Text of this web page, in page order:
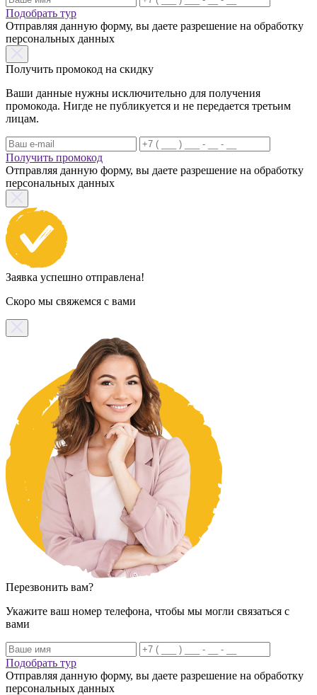
Подобрать тур
Отправляя данную форму, вы даете разрешение на обработку
персональных данных
Получить промокод на скидку
Ваши данные нужны исключительно для получения
промокода. Нигде не публикуется и не передается третьим
лицам.
Получить промокод
Отправляя данную форму, вы даете разрешение на обработку
персональных данных
Заявка успешно отправлена!
Скоро мы свяжемся с вами
Перезвонить вам?
Укажите ваш номер телефона, чтобы мы могли связаться с
вами
Подобрать тур
Отправляя данную форму, вы даете разрешение на обработку
персональных данных